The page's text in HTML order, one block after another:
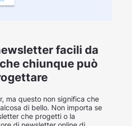
facili da
chiunque può
ma questo non significa che
di bello. Non importa se
che progetti o la